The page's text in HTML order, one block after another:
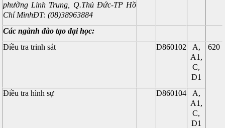
phường Linh Trung, Q.Thủ Đức-TP Hồ
Chí MinhĐT: (08)38963884
Các ngành đào tạo đại học:
Điều tra trinh sát
D860102
A,
A1,
C,
D1
620
Điều tra hình sự D860104
A,
A1,
C,
D1